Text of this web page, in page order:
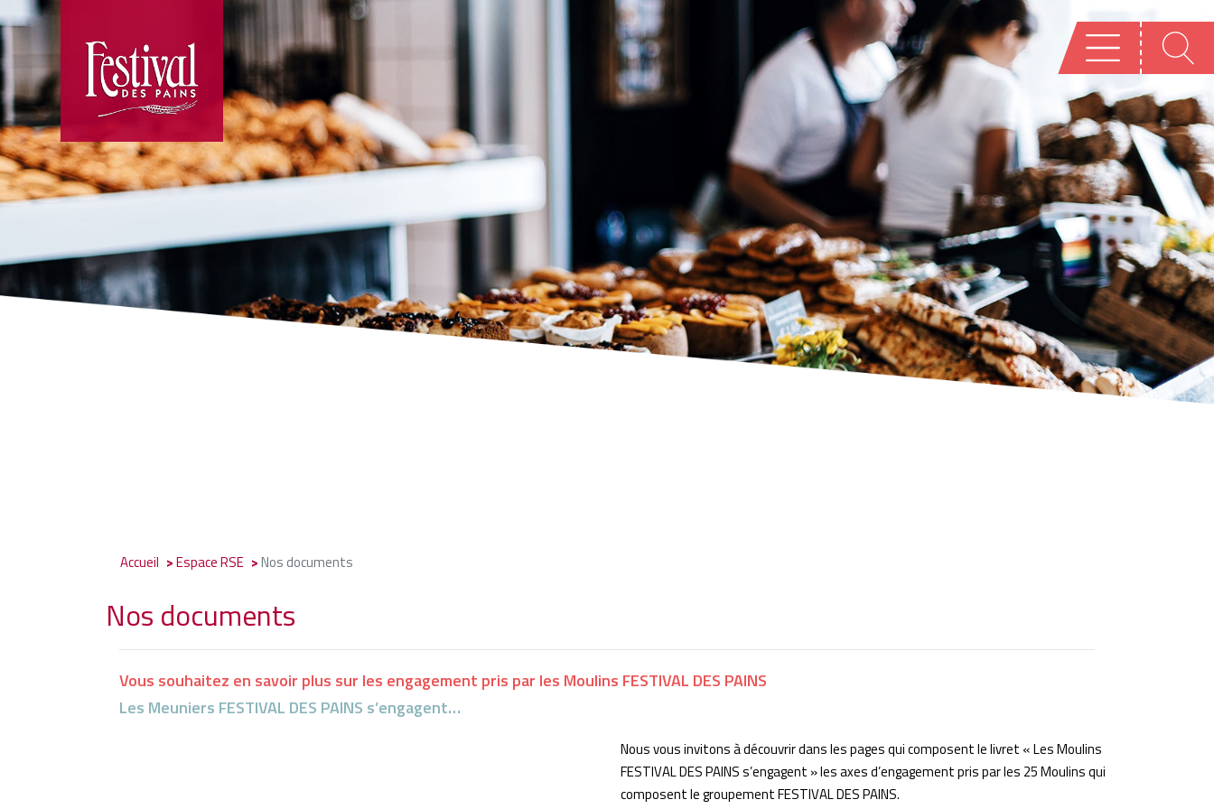
Ma boulangerie Espace pro
Accueil Espace RSE Nos documents
Nos documents
Vous souhaitez en savoir plus sur les engagement pris par les Moulins FESTIVAL DES PAINS
Les Meuniers FESTIVAL DES PAINS s’engagent…
Nous vous invitons à découvrir dans les pages qui composent le livret « Les Moulins
FESTIVAL DES PAINS s’engagent » les axes d’engagement pris par les 25 Moulins qui
composent le groupement FESTIVAL DES PAINS.